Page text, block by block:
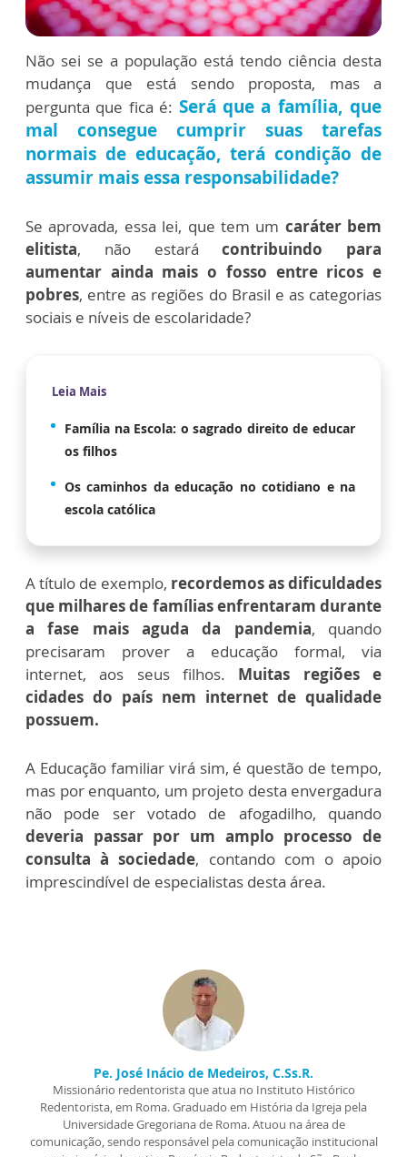
Não sei se a população está tendo ciência desta
mudança que está sendo proposta, mas a
pergunta que fica é: Será que a família, que
mal consegue cumprir suas tarefas
normais de educação, terá condição de
assumir mais essa responsabilidade?
Se aprovada, essa lei, que tem um caráter bem
elitista, não estará contribuindo para
aumentar ainda mais o fosso entre ricos e
pobres, entre as regiões do Brasil e as categorias
sociais e níveis de escolaridade?
Leia Mais
Família na Escola: o sagrado direito de educar
os filhos
Os caminhos da educação no cotidiano e na
escola católica
A título de exemplo, recordemos as dificuldades
que milhares de famílias enfrentaram durante
a fase mais aguda da pandemia, quando
precisaram prover a educação formal, via
internet, aos seus filhos. Muitas regiões e
cidades do país nem internet de qualidade
possuem.
A Educação familiar virá sim, é questão de tempo,
mas por enquanto, um projeto desta envergadura
não pode ser votado de afogadilho, quando
deveria passar por um amplo processo de
consulta à sociedade, contando com o apoio
imprescindível de especialistas desta área.
Pe. José Inácio de Medeiros, C.Ss.R.
Missionário redentorista que atua no Instituto Histórico
Redentorista, em Roma. Graduado em História da Igreja pela
Universidade Gregoriana de Roma. Atuou na área de
comunicação, sendo responsável pela comunicação institucional